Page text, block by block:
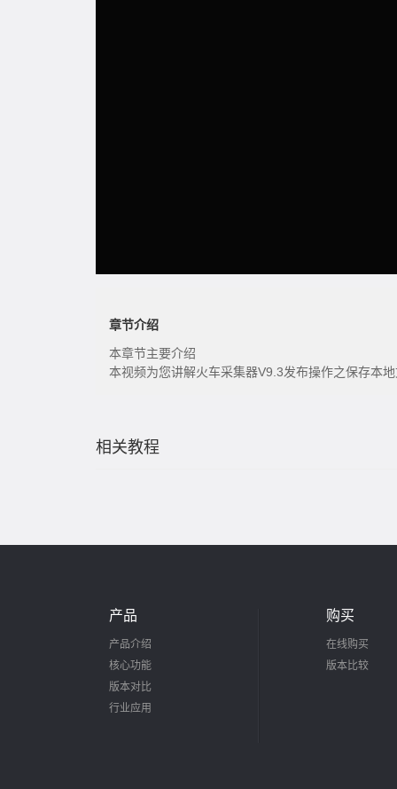
章节介绍
本章节主要介绍
本视频为您讲解火车采集器V9.3发布操作之保存本
相关教程
产品
产品介绍
核心功能
版本对比
行业应用
购买
在线购买
版本比较